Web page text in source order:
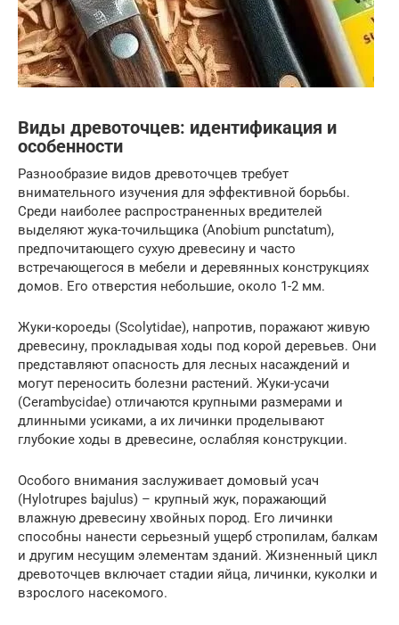
Виды древоточцев: идентификация и
особенности
Разнообразие видов древоточцев требует
внимательного изучения для эффективной борьбы.
Среди наиболее распространенных вредителей
выделяют жука-точильщика (Anobium punctatum),
предпочитающего сухую древесину и часто
встречающегося в мебели и деревянных конструкциях
домов. Его отверстия небольшие, около 1-2 мм.
Жуки-короеды (Scolytidae), напротив, поражают живую
древесину, прокладывая ходы под корой деревьев. Они
представляют опасность для лесных насаждений и
могут переносить болезни растений. Жуки-усачи
(Cerambycidae) отличаются крупными размерами и
длинными усиками, а их личинки проделывают
глубокие ходы в древесине, ослабляя конструкции.
Особого внимания заслуживает домовый усач
(Hylotrupes bajulus) – крупный жук, поражающий
влажную древесину хвойных пород. Его личинки
способны нанести серьезный ущерб стропилам, балкам
и другим несущим элементам зданий. Жизненный цикл
древоточцев включает стадии яйца, личинки, куколки и
взрослого насекомого.